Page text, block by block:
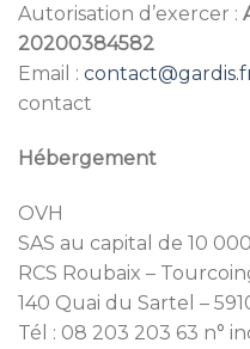
Autorisation d’exercer :
20200384582
Email :
contact
Hébergement
OVH
SAS au capital de 10
RCS Roubaix –
140 Quai du Sartel –
Tél : 08 203 203 63 n°